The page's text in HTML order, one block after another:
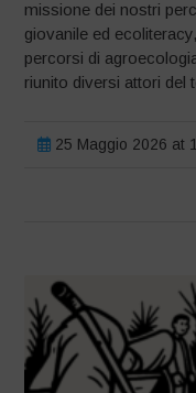
missione dei nostri
giovanile ed
percorsi di
riunito diversi attori del
25 Maggio 2026 at